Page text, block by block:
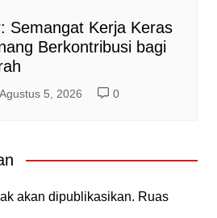
Semangat Kerja Keras
Berkontribusi bagi
Agustus 5, 2026 0
akan dipublikasikan. Ruas